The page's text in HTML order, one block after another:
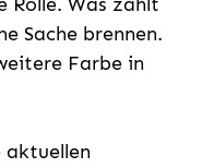
Sache brennen.
Farbe in
aktuellen